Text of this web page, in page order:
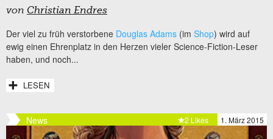
von Christian Endres
Der viel zu früh verstorbene Douglas Adams (im Shop) wird auf
ewig einen Ehrenplatz in den Herzen vieler Science-Fiction-Leser
haben, und noch...
LESEN
News 1. März 2015
2 Likes